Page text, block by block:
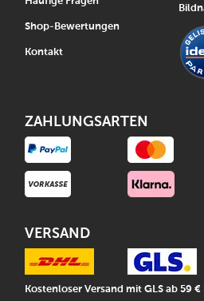
Shop-Bewertungen
Kontakt
ZAHLUNGSARTEN
VERSAND
Kostenloser Versand mit GLS ab 59